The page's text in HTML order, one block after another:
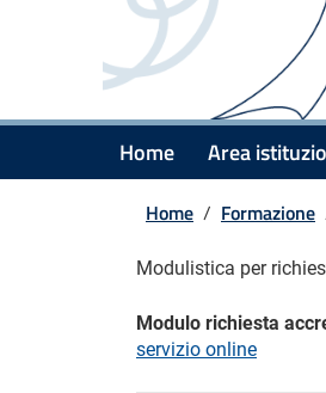
Home Area
Home / Formazione
Modulistica per
Modulo richiesta
servizio online